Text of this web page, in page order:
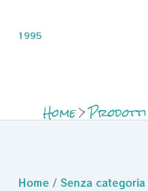
1995
Home Prodotti
Home / Senza categoria